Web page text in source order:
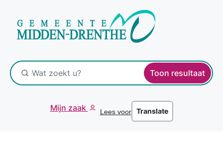
Toon resultaat
Mijn zaak Lees voor Translate